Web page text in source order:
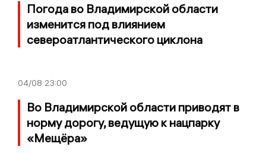
Погода во Владимирской области
изменится под влиянием
североатлантического циклона
04/08 23:00
Во Владимирской области приводят в
норму дорогу, ведущую к нацпарку
«Мещёра»